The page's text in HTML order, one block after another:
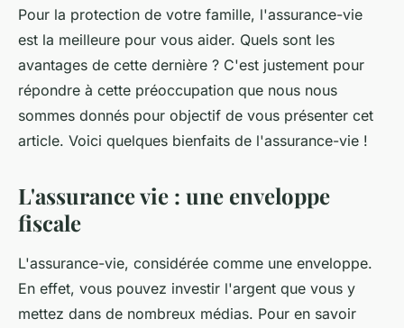
Pour la protection de votre famille, l'assurance-vie
est la meilleure pour vous aider. Quels sont les
avantages de cette dernière ? C'est justement pour
répondre à cette préoccupation que nous nous
sommes donnés pour objectif de vous présenter cet
article. Voici quelques bienfaits de l'assurance-vie !
L'assurance vie : une enveloppe
fiscale
L'assurance-vie, considérée comme une enveloppe.
En effet, vous pouvez investir l'argent que vous y
mettez dans de nombreux médias. Pour en savoir